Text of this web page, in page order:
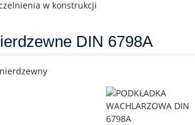
w konstrukcji
DIN 6798A
nierdzewny